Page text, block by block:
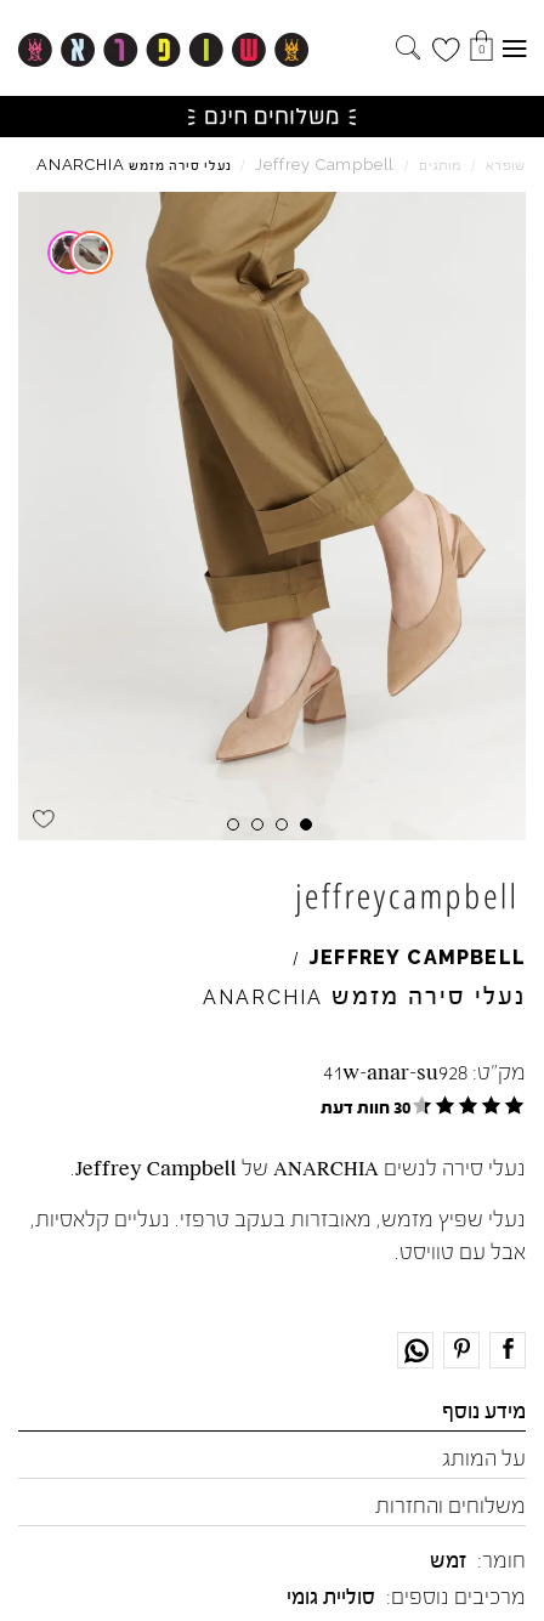
0
שופרא / מותגים /
Jeffrey Campbell
/ נעלי סירה מזמש ANARCHIA
Skip to product reviews
JEFFREY CAMPBELL
/
נעלי סירה מזמש ANARCHIA
מק"ט: 41w-anar-su928
30 חוות דעת
נעלי סירה לנשים ANARCHIA של Jeffrey Campbell.
נעלי שפיץ מזמש, מאובזרות בעקב טרפזי. נעליים קלאסיות,
אבל עם טוויסט.
מידע נוסף
על המותג
משלוחים והחזרות
חומר: זמש
מרכיבים נוספים: סוליית גומי